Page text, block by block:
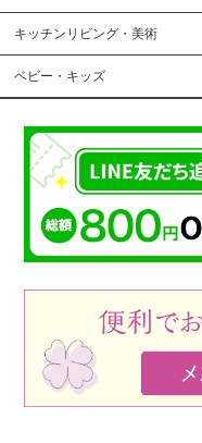
キッチンリビング・美術
ベビー・キッズ